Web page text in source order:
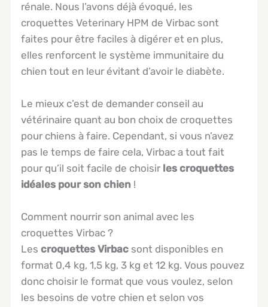
rénale. Nous l’avons déjà évoqué, les
croquettes Veterinary HPM de Virbac sont
faites pour être faciles à digérer et en plus,
elles renforcent le système immunitaire du
chien tout en leur évitant d’avoir le diabète.
Le mieux c’est de demander conseil au
vétérinaire quant au bon choix de croquettes
pour chiens à faire. Cependant, si vous n’avez
pas le temps de faire cela, Virbac a tout fait
pour qu’il soit facile de choisir les croquettes
idéales pour son chien !
Comment nourrir son animal avec les
croquettes Virbac ?
Lescroquettes Virbac sont disponibles en
format 0,4 kg, 1,5 kg, 3 kg et 12 kg. Vous pouvez
donc choisir le format que vous voulez, selon
les besoins de votre chien et selon vos